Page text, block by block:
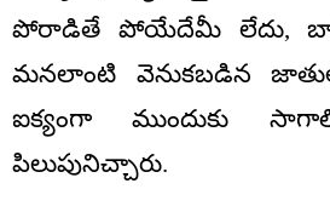
పోరాడితే పోయేదేమీ లేదు,
మనలాంటి వెనుకబడిన
ఐక్యంగా ముందుకు
పిలుపునిచ్చారు.